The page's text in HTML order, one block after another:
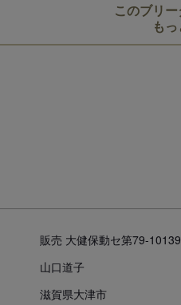
このブリ
も
販売 大健保動セ第79-
山口道子
滋賀県大津市